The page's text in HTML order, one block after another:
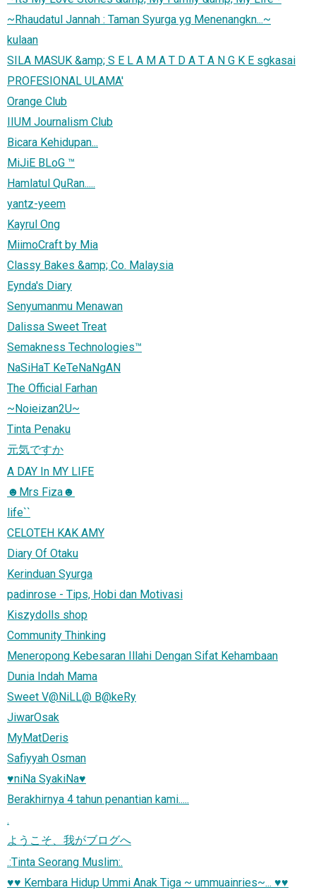
~Rhaudatul Jannah : Taman Syurga yg Menenangkn...~
kulaan
SILA MASUK &amp; S E L A M A T D A T A N G K E sgkasai
PROFESIONAL ULAMA'
Orange Club
IIUM Journalism Club
Bicara Kehidupan...
MiJiE BLoG ™
Hamlatul QuRan.....
yantz-yeem
Kayrul Ong
MiimoCraft by Mia
Classy Bakes &amp; Co. Malaysia
Eynda's Diary
Senyumanmu Menawan
Dalissa Sweet Treat
Semakness Technologies™
NaSiHaT KeTeNaNgAN
The Official Farhan
~Noieizan2U~
Tinta Penaku
元気ですか
A DAY In MY LIFE
☻Mrs Fiza☻
life``
CELOTEH KAK AMY
Diary Of Otaku
Kerinduan Syurga
padinrose - Tips, Hobi dan Motivasi
Kiszydolls shop
Community Thinking
Meneropong Kebesaran Illahi Dengan Sifat Kehambaan
Dunia Indah Mama
Sweet V@NiLL@ B@keRy
JiwarOsak
MyMatDeris
Safiyyah Osman
♥niNa SyakiNa♥
Berakhirnya 4 tahun penantian kami.....
.
ようこそ、我がブログへ
.:Tinta Seorang Muslim:.
♥♥ Kembara Hidup Ummi Anak Tiga ~ ummuainries~... ♥♥